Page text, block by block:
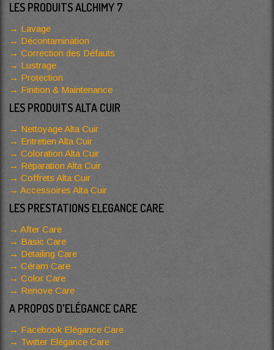
LES PRODUITS ALCHIMY 7
Lavage
Décontamination
Correction des Défauts
Lustrage
Protection
Finition & Maintenance
LES PRODUITS ALTA CUIR
Nettoyage Alta Cuir
Entretien Alta Cuir
Coloration Alta Cuir
Réparation Alta Cuir
Coffrets Alta Cuir
Accessoires Alta Cuir
LES PRESTATIONS ELEGANCE CARE
After Care
Basic Care
Detailing Care
Céram Care
Color Care
Renove Care
A PROPOS D'ELÉGANCE CARE
Facebook Elégance Care
Twitter Elégance Care